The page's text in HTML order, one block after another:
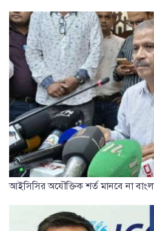
আইসিসির অযৌক্তিক শর্ত মানবে না